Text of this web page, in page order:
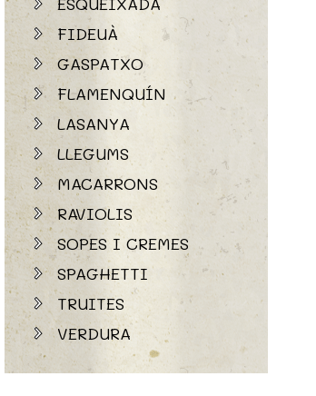
FIDEUÀ
GASPATXO
FLAMENQUÍN
LASANYA
LLEGUMS
MACARRONS
RAVIOLIS
SOPES I CREMES
SPAGHETTI
TRUITES
VERDURA